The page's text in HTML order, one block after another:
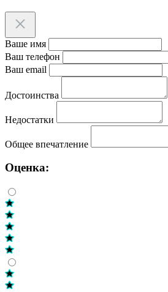
Ваше имя
Ваш телефон
Ваш email
Достоинства
Недостатки
Общее впечатление
Оценка: